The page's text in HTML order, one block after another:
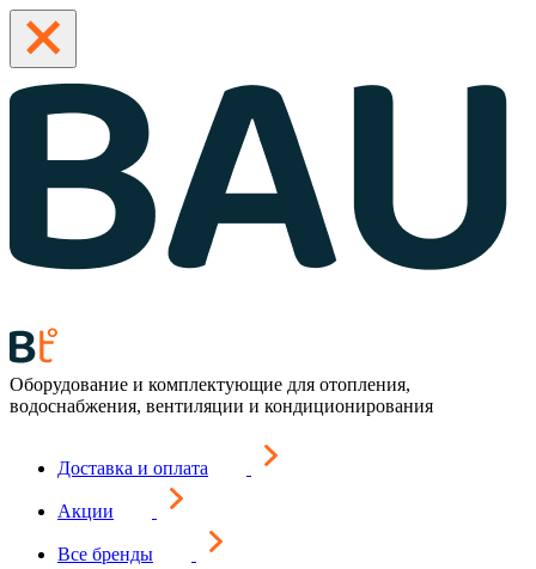
Оборудование и комплектующие для отопления,
водоснабжения, вентиляции и кондиционирования
Доставка и оплата
Акции
Все бренды